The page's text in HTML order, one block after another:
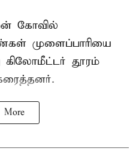
கோவில்
முளைப்பாரியை
கிலோமீட்டர் தூரம்
More